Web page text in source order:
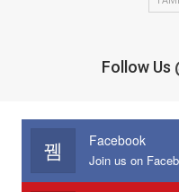
Follow Us
Facebook